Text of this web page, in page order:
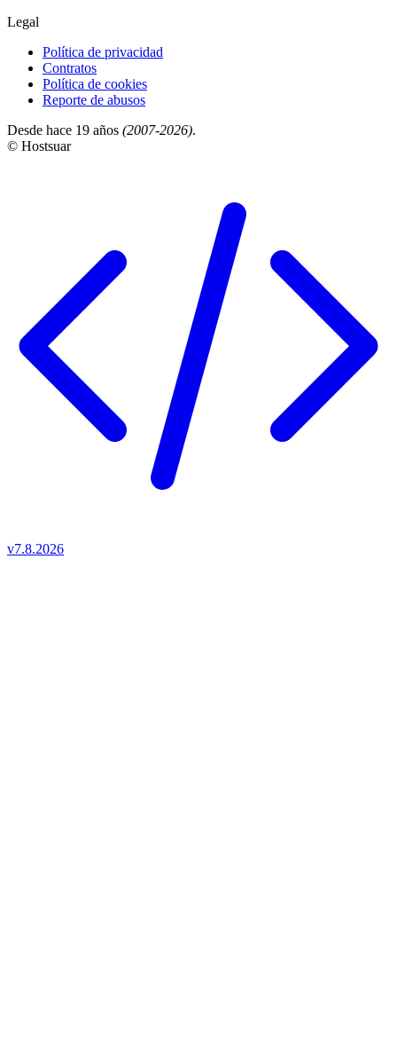
Legal
Política de privacidad
Contratos
Política de cookies
Reporte de abusos
Desde hace 19 años (2007-2026).
© Hostsuar
v7.8.2026